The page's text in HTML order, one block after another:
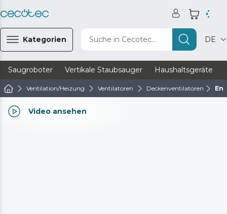
Kategorien Suche in Cecotec... DE
Saugroboter Vertikale Staubsauger Haushaltsgeräte
Ventilation/Heizung Ventilatoren Deckenventilatoren
Video ansehen